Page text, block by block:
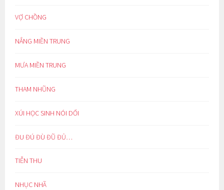
VỢ CHỒNG
NẮNG MIỀN TRUNG
MƯA MIỀN TRUNG
THAM NHŨNG
XÚI HỌC SINH NÓI DỐI
ĐU ĐÚ ĐÙ ĐŨ ĐỦ…
TIỄN THU
NHỤC NHÃ